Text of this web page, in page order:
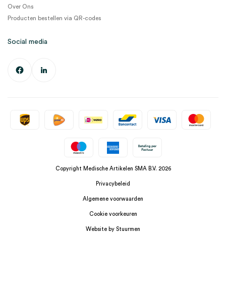
Over Ons
Producten bestellen via QR-codes
Social media
Copyright Medische Artikelen SMA B.V. 2026
Privacybeleid
Algemene voorwaarden
Cookie voorkeuren
Website by Stuurmen